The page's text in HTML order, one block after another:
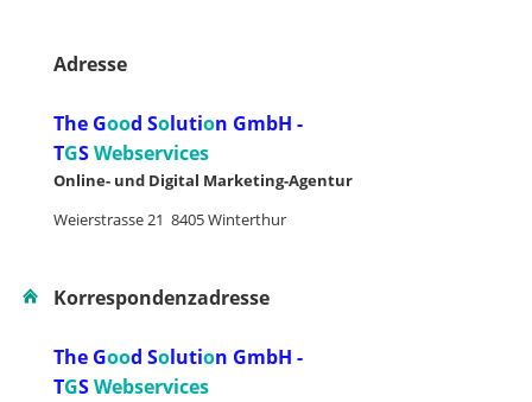
Adresse
The Good Solution GmbH -
TGSWebservices
Online- und Digital Marketing-Agentur
Weierstrasse 21 8405 Winterthur
Korrespondenzadresse
The Good Solution GmbH -
TGSWebservices